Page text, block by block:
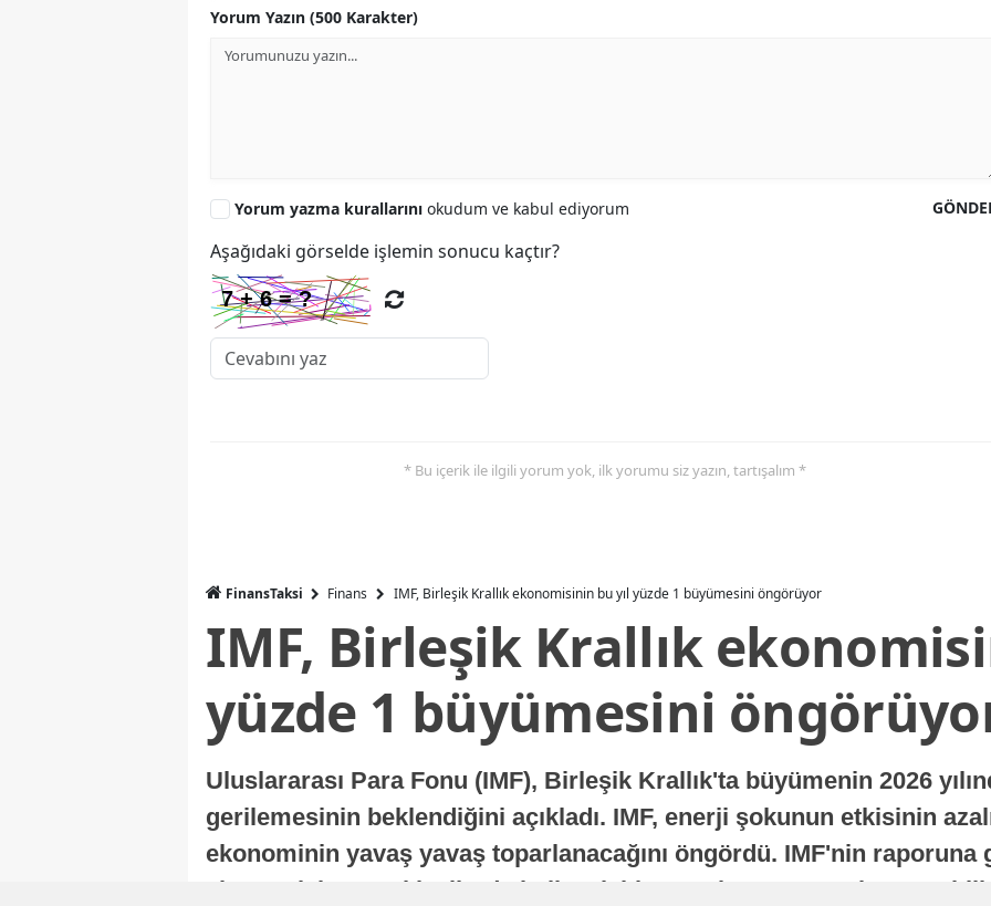
Yorum Yazın (500 Karakter)
Yorum yazma kurallarını okudum ve kabul ediyorum
Aşağıdaki görselde işlemin sonucu kaçtır?
* Bu içerik ile ilgili yorum yok, ilk yorumu siz yazın, tartışalım *
FinansTaksi Finans IMF, Birleşik Krallık ekonomisinin bu yıl yüzde 1 büyümesini öngörüyor
IMF, Birleşik Krallık
yüzde 1 büyümesini
Uluslararası Para Fonu (IMF), Birleşik Krallık'ta büyümenin 2026
gerilemesinin beklendiğini açıkladı. IMF, enerji şokunun etkisinin
ekonominin yavaş yavaş toparlanacağını öngördü. IMF'nin raporuna
ekonomisi, sonraki yıllarda istikrarlı bir toparlanma süreci